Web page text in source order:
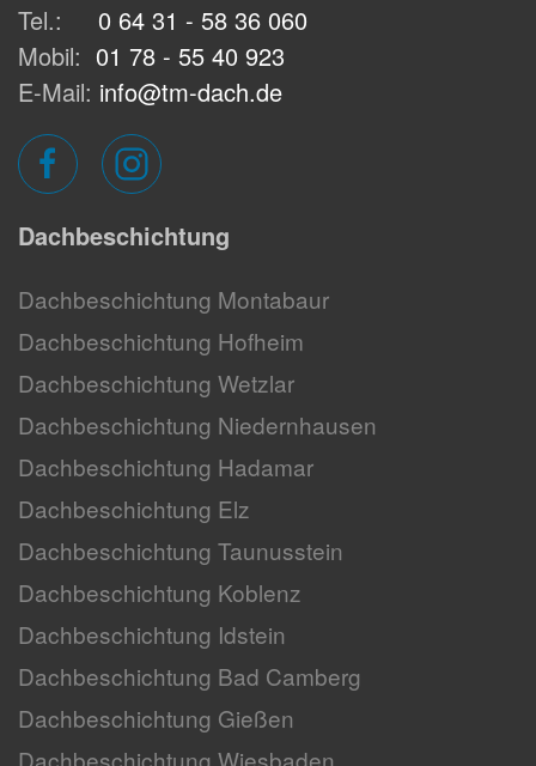
Tel.: 0 64 31 - 58 36 060
Mobil: 01 78 - 55 40 923
E-Mail: info@tm-dach.de
Dachbeschichtung
Dachbeschichtung Montabaur
Dachbeschichtung Hofheim
Dachbeschichtung Wetzlar
Dachbeschichtung Niedernhausen
Dachbeschichtung Hadamar
Dachbeschichtung Elz
Dachbeschichtung Taunusstein
Dachbeschichtung Koblenz
Dachbeschichtung Idstein
Dachbeschichtung Bad Camberg
Dachbeschichtung Gießen
Dachbeschichtung Wiesbaden